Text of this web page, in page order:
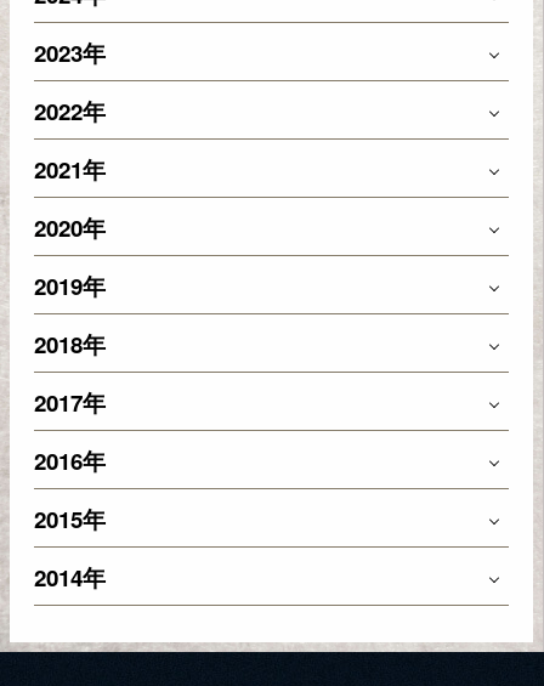
2023年
2022年
2021年
2020年
2019年
2018年
2017年
2016年
2015年
2014年